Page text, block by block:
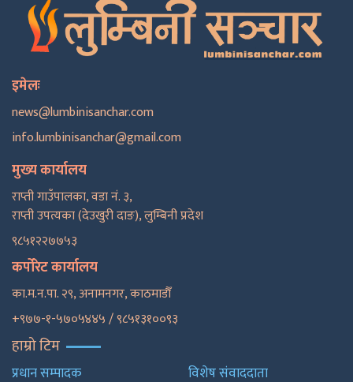
इमेलः
news@lumbinisanchar.com
info.lumbinisanchar@gmail.com
मुख्य कार्यालय
राप्ती गाउँपालका, वडा नं. ३,
राप्ती उपत्यका (देउखुरी दाङ), लुम्बिनी प्रदेश
९८५१२२७७५३
कर्पोरेट कार्यालय
का.म.न.पा. २९, अनामनगर, काठमाडाैँ
+९७७-१-५७०५४४५ / ९८५१३१००९३
हाम्रो टिम
प्रधान सम्पादक विशेष संवाददाता